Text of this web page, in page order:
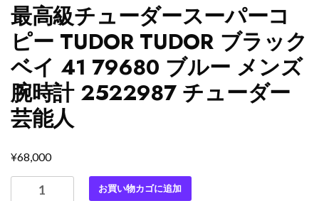
最高級チューダースーパーコ
ピー TUDOR TUDOR ブラック
ベイ 41 79680 ブルー メンズ
腕時計 2522987 チューダー
芸能人
¥68,000
お買い物カゴに追加